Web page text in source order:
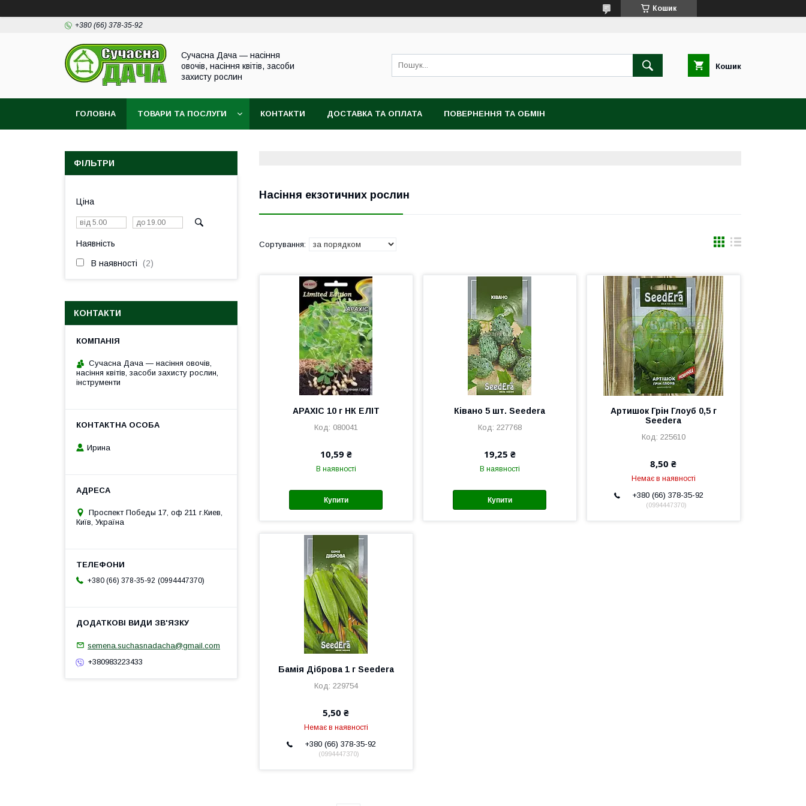
Кошик
+380 (66) 378-35-92
Сучасна Дача — насіння
овочів, насіння квітів, засоби
захисту рослин
Кошик
ГОЛОВНА ТОВАРИ ТА ПОСЛУГИ КОНТАКТИ ДОСТАВКА ТА ОПЛАТА ПОВЕРНЕННЯ ТА ОБМІН
Насіння екзотичних рослин
АРАХІС 10 г НК ЕЛІТ
080041
10,59 ₴
В наявності
Купити
Ківано 5 шт. Seedera
227768
19,25 ₴
В наявності
Купити
Артишок Грін Глоуб 0,5 г
Seedera
225610
8,50 ₴
Немає в наявності
+380 (66) 378-35-92
0994447370
Бамія Діброва 1 г Seedera
229754
5,50 ₴
Немає в наявності
+380 (66) 378-35-92
0994447370
ФІЛЬТРИ
Ціна
Наявність
В наявності 2
КОНТАКТИ
Сучасна Дача — насіння овочів,
насіння квітів, засоби захисту рослин,
інструменти
Ирина
Проспект Победы 17, оф 211 г.Киев,
Київ, Україна
+380 (66) 378-35-92 0994447370
semena.suchasnadacha@gmail.com
+380983223433